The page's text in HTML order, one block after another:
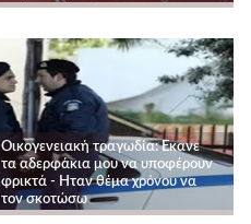
Οικογενειακή τραγωδία: Εκανε
τα αδερφάκια μου να υποφέρουν
φρικτά - Ηταν θέμα χρόνου να
τον σκοτώσω